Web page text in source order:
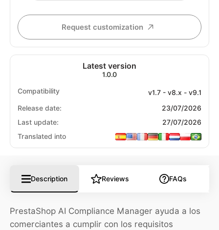
Request customization
Latest version
1.0.0
Compatibility
v1.7 - v8.x - v9.1
Release date:
23/07/2026
Last update:
27/07/2026
Translated into
Description Reviews FAQs
PrestaShop AI Compliance Manager ayuda a los
comerciantes a cumplir con los requisitos